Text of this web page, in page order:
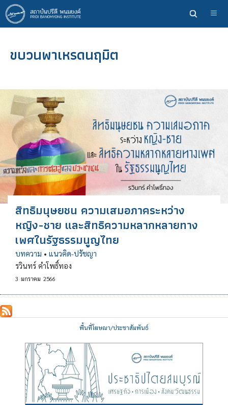
ข้าม
ไป
ยัง
หลักขบวนพาเหรดนฤมิต
สิทธิมนุษยชน ความเสมอภาคระหว่าง
หญิง-ชาย และสิทธิความหลากหลายทาง
เพศในรัฐธรรมนูญไทย
บทความ • แนวคิด-ปรัชญา
รวินทร์ คำโพธิ์ทอง
3 มกราคม 2566
พื้นที่โฆษณา/ประชาสัมพันธ์